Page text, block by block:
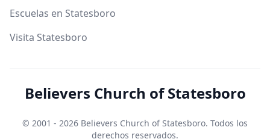
Escuelas en Statesboro
Visita Statesboro
Believers Church of Statesboro
© 2001 - 2026 Believers Church of Statesboro. Todos los
derechos reservados.